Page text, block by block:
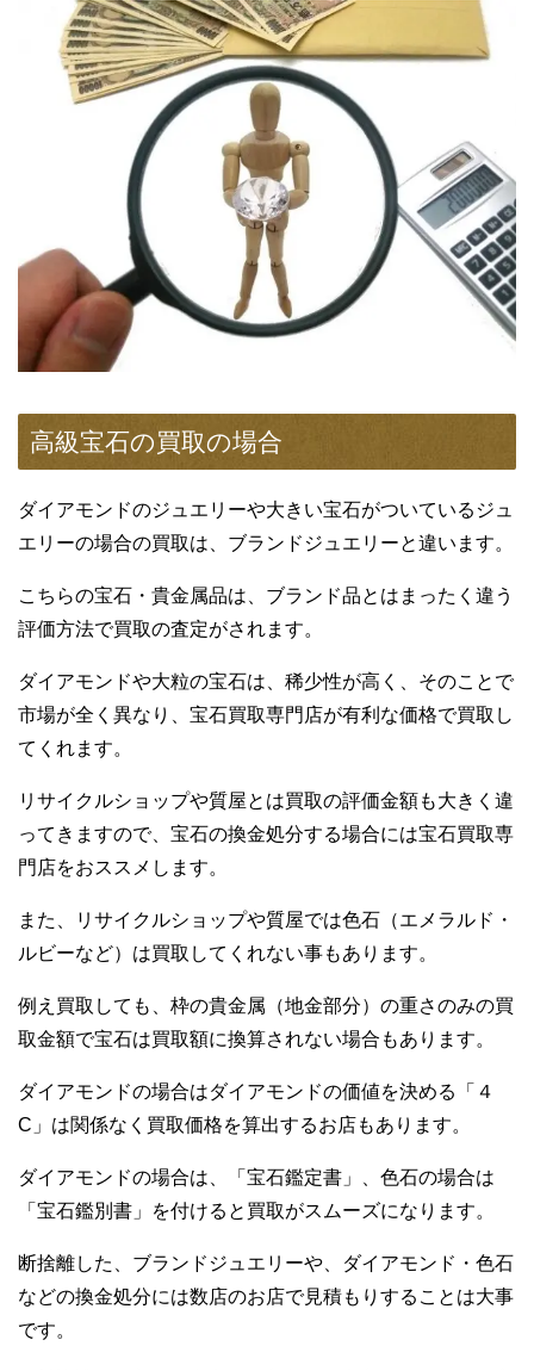
高級宝石の買取の場合
ダイアモンドのジュエリーや大きい宝石がついているジュ
エリーの場合の買取は、ブランドジュエリーと違います。
こちらの宝石・貴金属品は、ブランド品とはまったく違う
評価方法で買取の査定がされます。
ダイアモンドや大粒の宝石は、稀少性が高く、そのことで
市場が全く異なり、宝石買取専門店が有利な価格で買取し
てくれます。
リサイクルショップや質屋とは買取の評価金額も大きく違
ってきますので、宝石の換金処分する場合には宝石買取専
門店をおススメします。
また、リサイクルショップや質屋では色石（エメラルド・
ルビーなど）は買取してくれない事もあります。
例え買取しても、枠の貴金属（地金部分）の重さのみの買
取金額で宝石は買取額に換算されない場合もあります。
ダイアモンドの場合はダイアモンドの価値を決める「４
C」は関係なく買取価格を算出するお店もあります。
ダイアモンドの場合は、「宝石鑑定書」、色石の場合は
「宝石鑑別書」を付けると買取がスムーズになります。
断捨離した、ブランドジュエリーや、ダイアモンド・色石
などの換金処分には数店のお店で見積もりすることは大事
です。